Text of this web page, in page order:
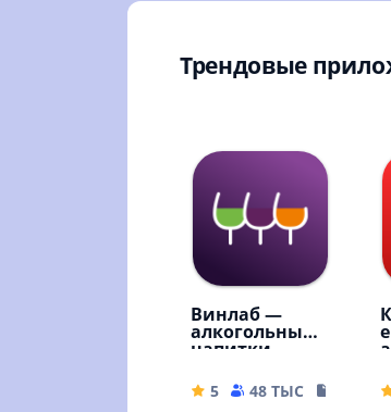
Трендовые
Винлаб —
алкогольные
напитки
5 48 ТЫС
161.17